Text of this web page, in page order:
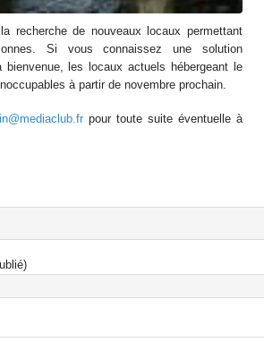
recherche de nouveaux locaux permettant
Si vous connaissez une solution
bienvenue, les locaux actuels hébergeant le
à partir de novembre prochain.
pour toute suite éventuelle à